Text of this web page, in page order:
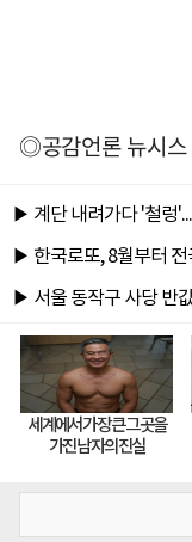
◎공감언론 뉴시스